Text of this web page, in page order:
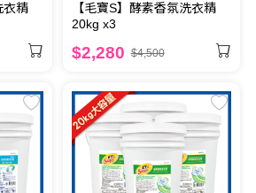
衣精
【毛寶S】酵素香氛洗衣精
20kg x3
$2,280 $4,500